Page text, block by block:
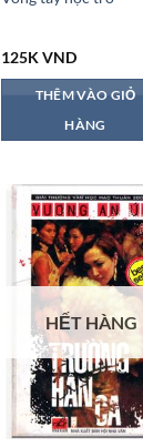
125KVND
THÊM VÀO GIỎ
HÀNG
HẾT HÀNG